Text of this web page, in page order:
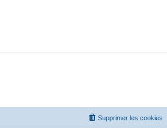
Supprimer les cookies